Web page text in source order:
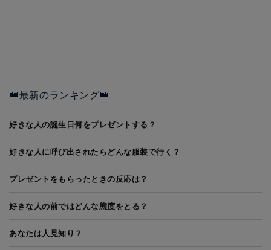
👑最新のランキング👑
好きな人の誕生日何をプレゼントする？
好きな人に呼び出されたらどんな服装で行く？
プレゼントをもらったときの反応は？
好きな人の前ではどんな態度をとる？
あなたは人見知り？